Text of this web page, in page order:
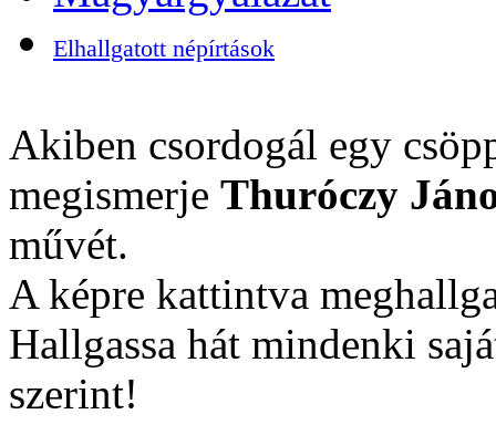
Elhallgatott népírtások
Akiben csordogál egy
megismerje Thuróczy
művét.
A képre kattintva
Hallgassa hát mindenki
szerint!